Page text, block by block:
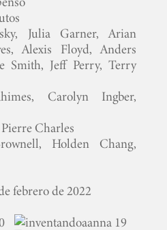
Julia Garner, Arian
Alexis Floyd, Anders
Smith, Jeff Perry, Terry
Carolyn Ingber,
Charles
Holden Chang,
febrero de 2022